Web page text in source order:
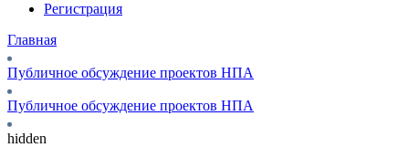
Регистрация
Главная
Публичное обсуждение проектов НПА
Публичное обсуждение проектов НПА
hidden